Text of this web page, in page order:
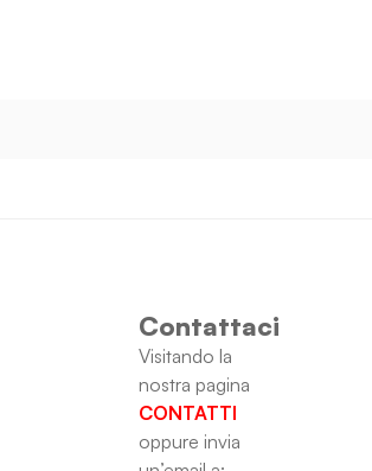
Contattaci
Visitando la
nostra pagina
CONTATTI
oppure invia